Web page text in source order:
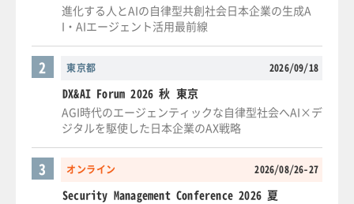
進化する人とAIの自律型共創社会日本企業の生成A
I・AIエージェント活用最前線
東京都 2026/09/18
2
DX&AI Forum 2026 秋 東京
AGI時代のエージェンティックな自律型社会へAI×デ
ジタルを駆使した日本企業のAX戦略
オンライン 2026/08/26-27
3
Security Management Conference 2026 夏